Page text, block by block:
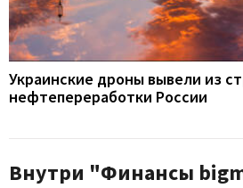
Украинские дроны вывели из
нефтепереработки России
Внутри "Финансы